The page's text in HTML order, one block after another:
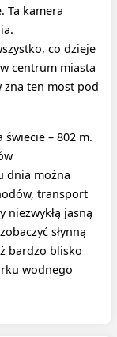
Ta kamera
co dzieje
centrum miasta
ten most pod
świecie – 802 m.
dnia można
transport
niezwykłą jasną
słynną
bardzo blisko
wodnego